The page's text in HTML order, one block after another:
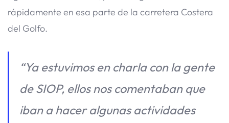
rápidamente en esa parte de la carretera Costera
del Golfo.
“Ya estuvimos en charla con la gente
de SIOP, ellos nos comentaban que
iban a hacer algunas actividades